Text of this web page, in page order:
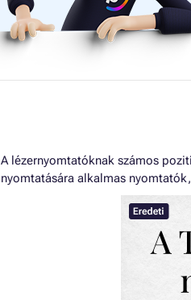
A lézernyomtatóknak számos
nyomtatására alkalmas